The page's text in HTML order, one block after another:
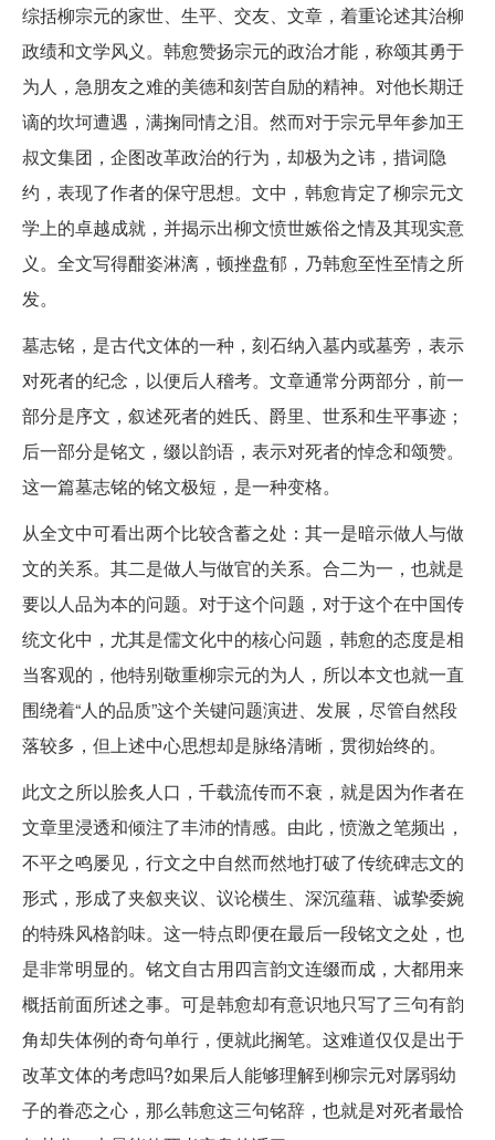
综括柳宗元的家世、生平、交友、文章，着重论述其治柳
政绩和文学风义。韩愈赞扬宗元的政治才能，称颂其勇于
为人，急朋友之难的美德和刻苦自励的精神。对他长期迁
谪的坎坷遭遇，满掬同情之泪。然而对于宗元早年参加王
叔文集团，企图改革政治的行为，却极为之讳，措词隐
约，表现了作者的保守思想。文中，韩愈肯定了柳宗元文
学上的卓越成就，并揭示出柳文愤世嫉俗之情及其现实意
义。全文写得酣姿淋漓，顿挫盘郁，乃韩愈至性至情之所
发。
墓志铭，是古代文体的一种，刻石纳入墓内或墓旁，表示
对死者的纪念，以便后人稽考。文章通常分两部分，前一
部分是序文，叙述死者的姓氏、爵里、世系和生平事迹；
后一部分是铭文，缀以韵语，表示对死者的悼念和颂赞。
这一篇墓志铭的铭文极短，是一种变格。
从全文中可看出两个比较含蓄之处：其一是暗示做人与做
文的关系。其二是做人与做官的关系。合二为一，也就是
要以人品为本的问题。对于这个问题，对于这个在中国传
统文化中，尤其是儒文化中的核心问题，韩愈的态度是相
当客观的，他特别敬重柳宗元的为人，所以本文也就一直
围绕着“人的品质”这个关键问题演进、发展，尽管自然段
落较多，但上述中心思想却是脉络清晰，贯彻始终的。
此文之所以脍炙人口，千载流传而不衰，就是因为作者在
文章里浸透和倾注了丰沛的情感。由此，愤激之笔频出，
不平之鸣屡见，行文之中自然而然地打破了传统碑志文的
形式，形成了夹叙夹议、议论横生、深沉蕴藉、诚挚委婉
的特殊风格韵味。这一特点即便在最后一段铭文之处，也
是非常明显的。铭文自古用四言韵文连缀而成，大都用来
概括前面所述之事。可是韩愈却有意识地只写了三句有韵
角却失体例的奇句单行，便就此搁笔。这难道仅仅是出于
改革文体的考虑吗?如果后人能够理解到柳宗元对孱弱幼
子的眷恋之心，那么韩愈这三句铭辞，也就是对死者最恰